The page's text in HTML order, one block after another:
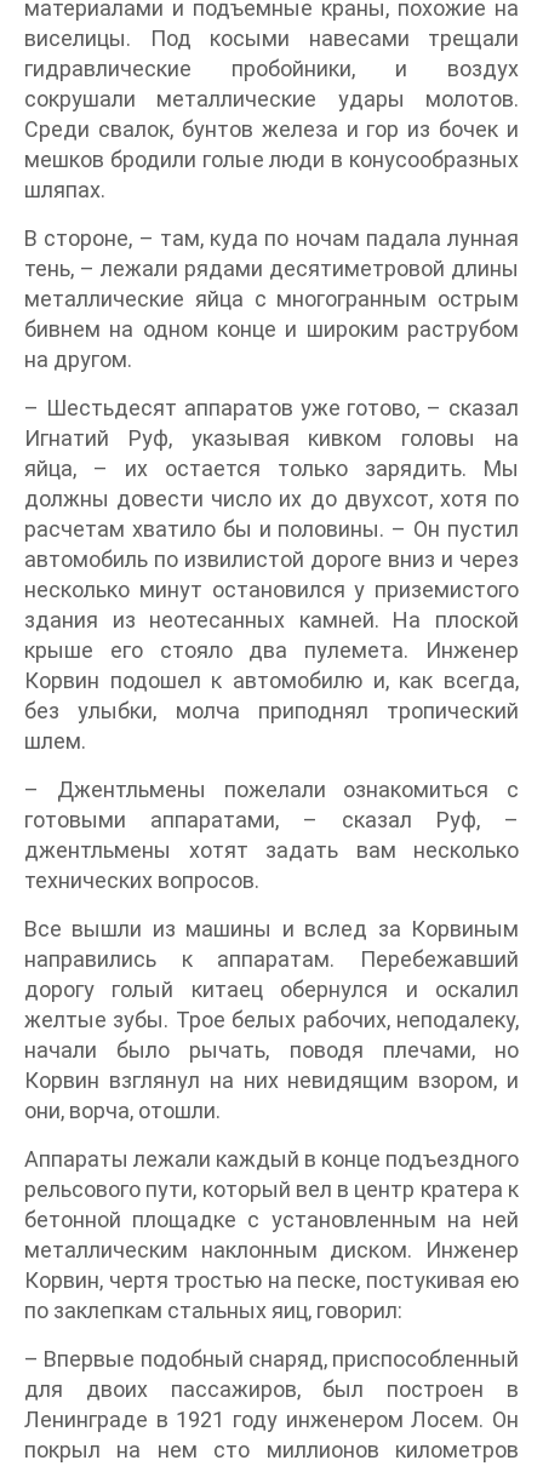
материалами и подъемные краны, похожие на
виселицы. Под косыми навесами трещали
гидравлические пробойники, и воздух
сокрушали металлические удары молотов.
Среди свалок, бунтов железа и гор из бочек и
мешков бродили голые люди в конусообразных
шляпах.
В стороне, – там, куда по ночам падала лунная
тень, – лежали рядами десятиметровой длины
металлические яйца с многогранным острым
бивнем на одном конце и широким раструбом
на другом.
– Шестьдесят аппаратов уже готово, – сказал
Игнатий Руф, указывая кивком головы на
яйца, – их остается только зарядить. Мы
должны довести число их до двухсот, хотя по
расчетам хватило бы и половины. – Он пустил
автомобиль по извилистой дороге вниз и через
несколько минут остановился у приземистого
здания из неотесанных камней. На плоской
крыше его стояло два пулемета. Инженер
Корвин подошел к автомобилю и, как всегда,
без улыбки, молча приподнял тропический
шлем.
– Джентльмены пожелали ознакомиться с
готовыми аппаратами, – сказал Руф, –
джентльмены хотят задать вам несколько
технических вопросов.
Все вышли из машины и вслед за Корвиным
направились к аппаратам. Перебежавший
дорогу голый китаец обернулся и оскалил
желтые зубы. Трое белых рабочих, неподалеку,
начали было рычать, поводя плечами, но
Корвин взглянул на них невидящим взором, и
они, ворча, отошли.
Аппараты лежали каждый в конце подъездного
рельсового пути, который вел в центр кратера к
бетонной площадке с установленным на ней
металлическим наклонным диском. Инженер
Корвин, чертя тростью на песке, постукивая ею
по заклепкам стальных яиц, говорил:
– Впервые подобный снаряд, приспособленный
для двоих пассажиров, был построен в
Ленинграде в 1921 году инженером Лосем. Он
покрыл на нем сто миллионов километров